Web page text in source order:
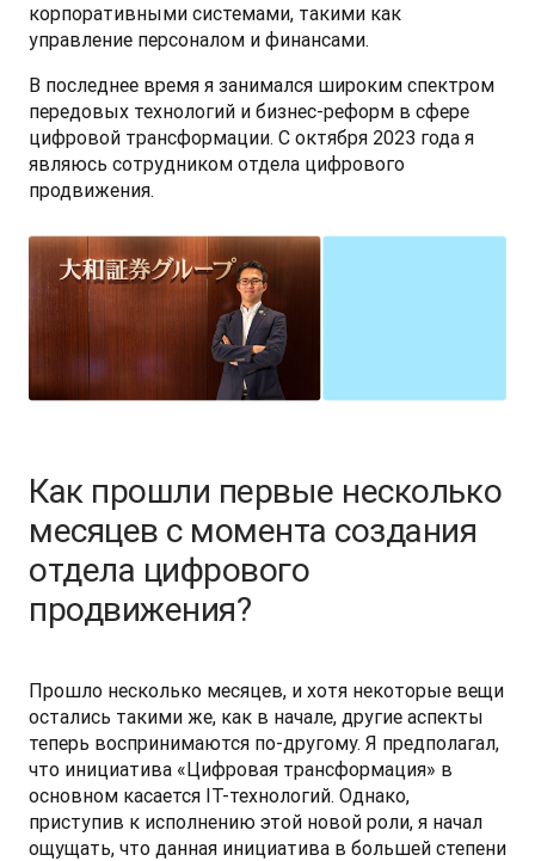
корпоративными системами, такими как
управление персоналом и финансами.
В последнее время я занимался широким спектром
передовых технологий и бизнес-реформ в сфере
цифровой трансформации. С октября 2023 года я
являюсь сотрудником отдела цифрового
продвижения.
Как прошли первые несколько
месяцев с момента создания
отдела цифрового
продвижения?
Прошло несколько месяцев, и хотя некоторые вещи
остались такими же, как в начале, другие аспекты
теперь воспринимаются по-другому. Я предполагал,
что инициатива «Цифровая трансформация» в
основном касается IT-технологий. Однако,
приступив к исполнению этой новой роли, я начал
ощущать, что данная инициатива в большей степени